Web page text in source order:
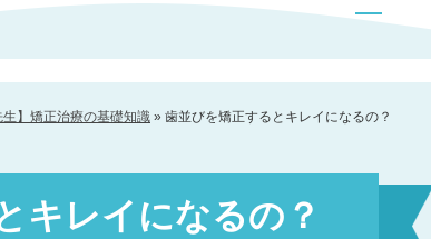
生】矯正治療の基礎知識 » 歯並びを矯正するとキレイになるの？
キレイになるの？